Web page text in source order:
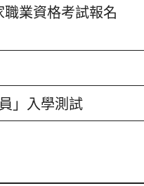
業資格考試報名
」入學測試